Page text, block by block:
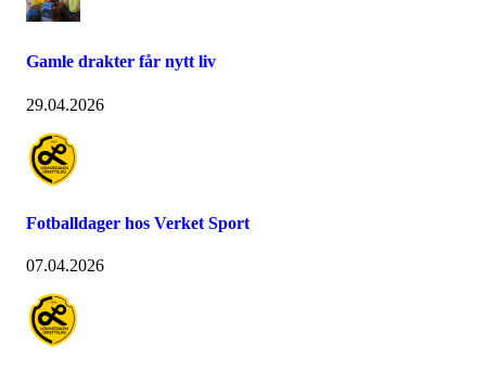
Gamle drakter får nytt liv
29.04.2026
Fotballdager hos Verket Sport
07.04.2026